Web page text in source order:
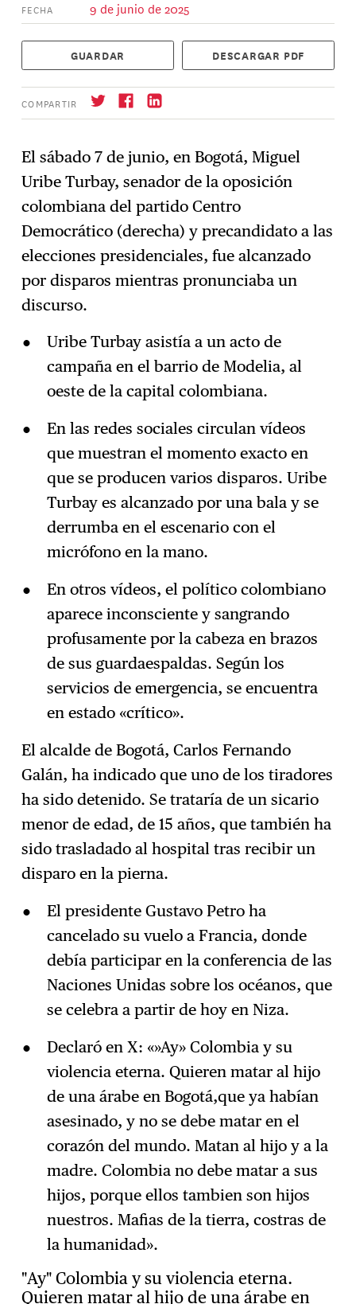
FECHA 9 de junio de 2025
GUARDAR DESCARGAR PDF
COMPARTIR
→ Suscríbase
El sábado 7 de junio, en Bogotá, Miguel
Uribe Turbay, senador de la oposición
colombiana del partido Centro
Democrático (derecha) y precandidato a las
elecciones presidenciales, fue alcanzado
por disparos mientras pronunciaba un
discurso.
Uribe Turbay asistía a un acto de
campaña en el barrio de Modelia, al
oeste de la capital colombiana.
En las redes sociales circulan vídeos
que muestran el momento exacto en
que se producen varios disparos. Uribe
Turbay es alcanzado por una bala y se
derrumba en el escenario con el
micrófono en la mano.
En otros vídeos, el político colombiano
aparece inconsciente y sangrando
profusamente por la cabeza en brazos
de sus guardaespaldas. Según los
servicios de emergencia, se encuentra
en estado «crítico».
El alcalde de Bogotá, Carlos Fernando
Galán, ha indicado que uno de los tiradores
ha sido detenido. Se trataría de un sicario
menor de edad, de 15 años, que también ha
sido trasladado al hospital tras recibir un
disparo en la pierna.
El presidente Gustavo Petro ha
cancelado su vuelo a Francia, donde
debía participar en la conferencia de las
Naciones Unidas sobre los océanos, que
se celebra a partir de hoy en Niza.
Declaró en X: «»Ay» Colombia y su
violencia eterna. Quieren matar al hijo
de una árabe en Bogotá,que ya habían
asesinado, y no se debe matar en el
corazón del mundo. Matan al hijo y a la
madre. Colombia no debe matar a sus
hijos, porque ellos tambien son hijos
nuestros. Mafias de la tierra, costras de
la humanidad».
"Ay" Colombia y su violencia eterna.
Quieren matar al hijo de una árabe en